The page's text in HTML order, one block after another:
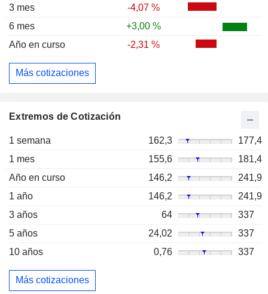
3 mes
-4,07 %
6 mes
+3,00 %
Año en curso
-2,31 %
Más cotizaciones
Extremos de Cotización
1 semana 162,3
177,4
1 mes
155,6
181,4
Año en curso
146,2
241,9
1 año
146,2
241,9
3 años
64
337
5 años
24,02
337
10 años
0,76 337
Más cotizaciones